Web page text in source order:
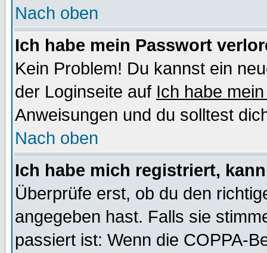
Nach oben
Ich habe mein Passwort
Kein Problem! Du kannst ein
der Loginseite auf Ich habe
Anweisungen und du solltest
Nach oben
Ich habe mich registriert,
Überprüfe erst, ob du den
angegeben hast. Falls sie
passiert ist: Wenn die COPPA-